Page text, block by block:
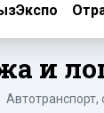
и
Автотранспорт,